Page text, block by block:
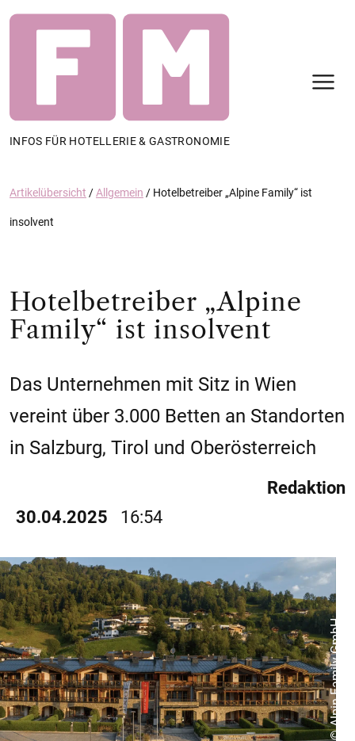
INFOS FÜR HOTELLERIE & GASTRONOMIE
Artikelübersicht /Allgemein / Hotelbetreiber „Alpine Family“ ist
insolvent
Hotelbetreiber „Alpine
Family“ ist insolvent
Das Unternehmen mit Sitz in Wien
vereint über 3.000 Betten an Standorten
in Salzburg, Tirol und Oberösterreich
30.04.2025 16:54
Redaktion
© Alpin Family GmbH